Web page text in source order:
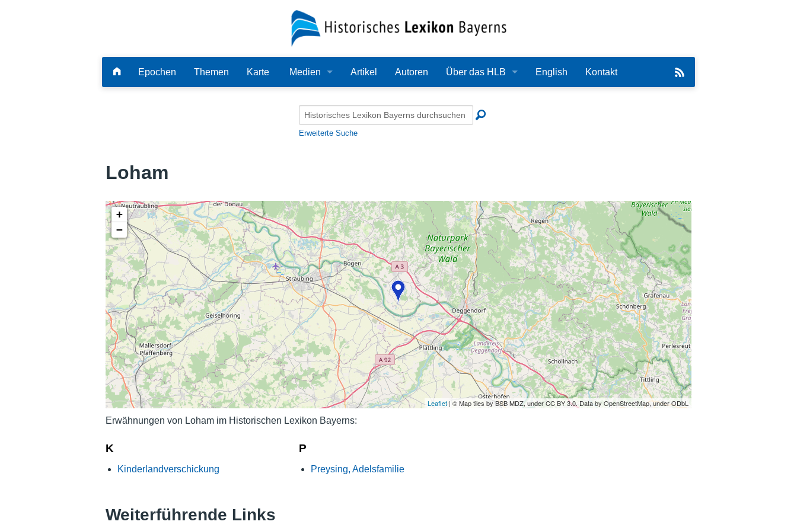
Epochen Themen Karte Medien
Audio
Alle Dateien
Artikel Autoren Über das HLB
Redaktion
Bearbeitungsstand
Zehn Jahre HLB
Häufige Fragen
Nutzungshinweise
English Kontakt
Erweiterte Suche
Loham
+
−
Leaflet | © Map tiles by BSB MDZ, under CC BY 3.0. Data by OpenStreetMap, under ODbL
Erwähnungen von Loham im Historischen Lexikon Bayerns:
K
Kinderlandverschickung
P
Preysing, Adelsfamilie
Weiterführende Links